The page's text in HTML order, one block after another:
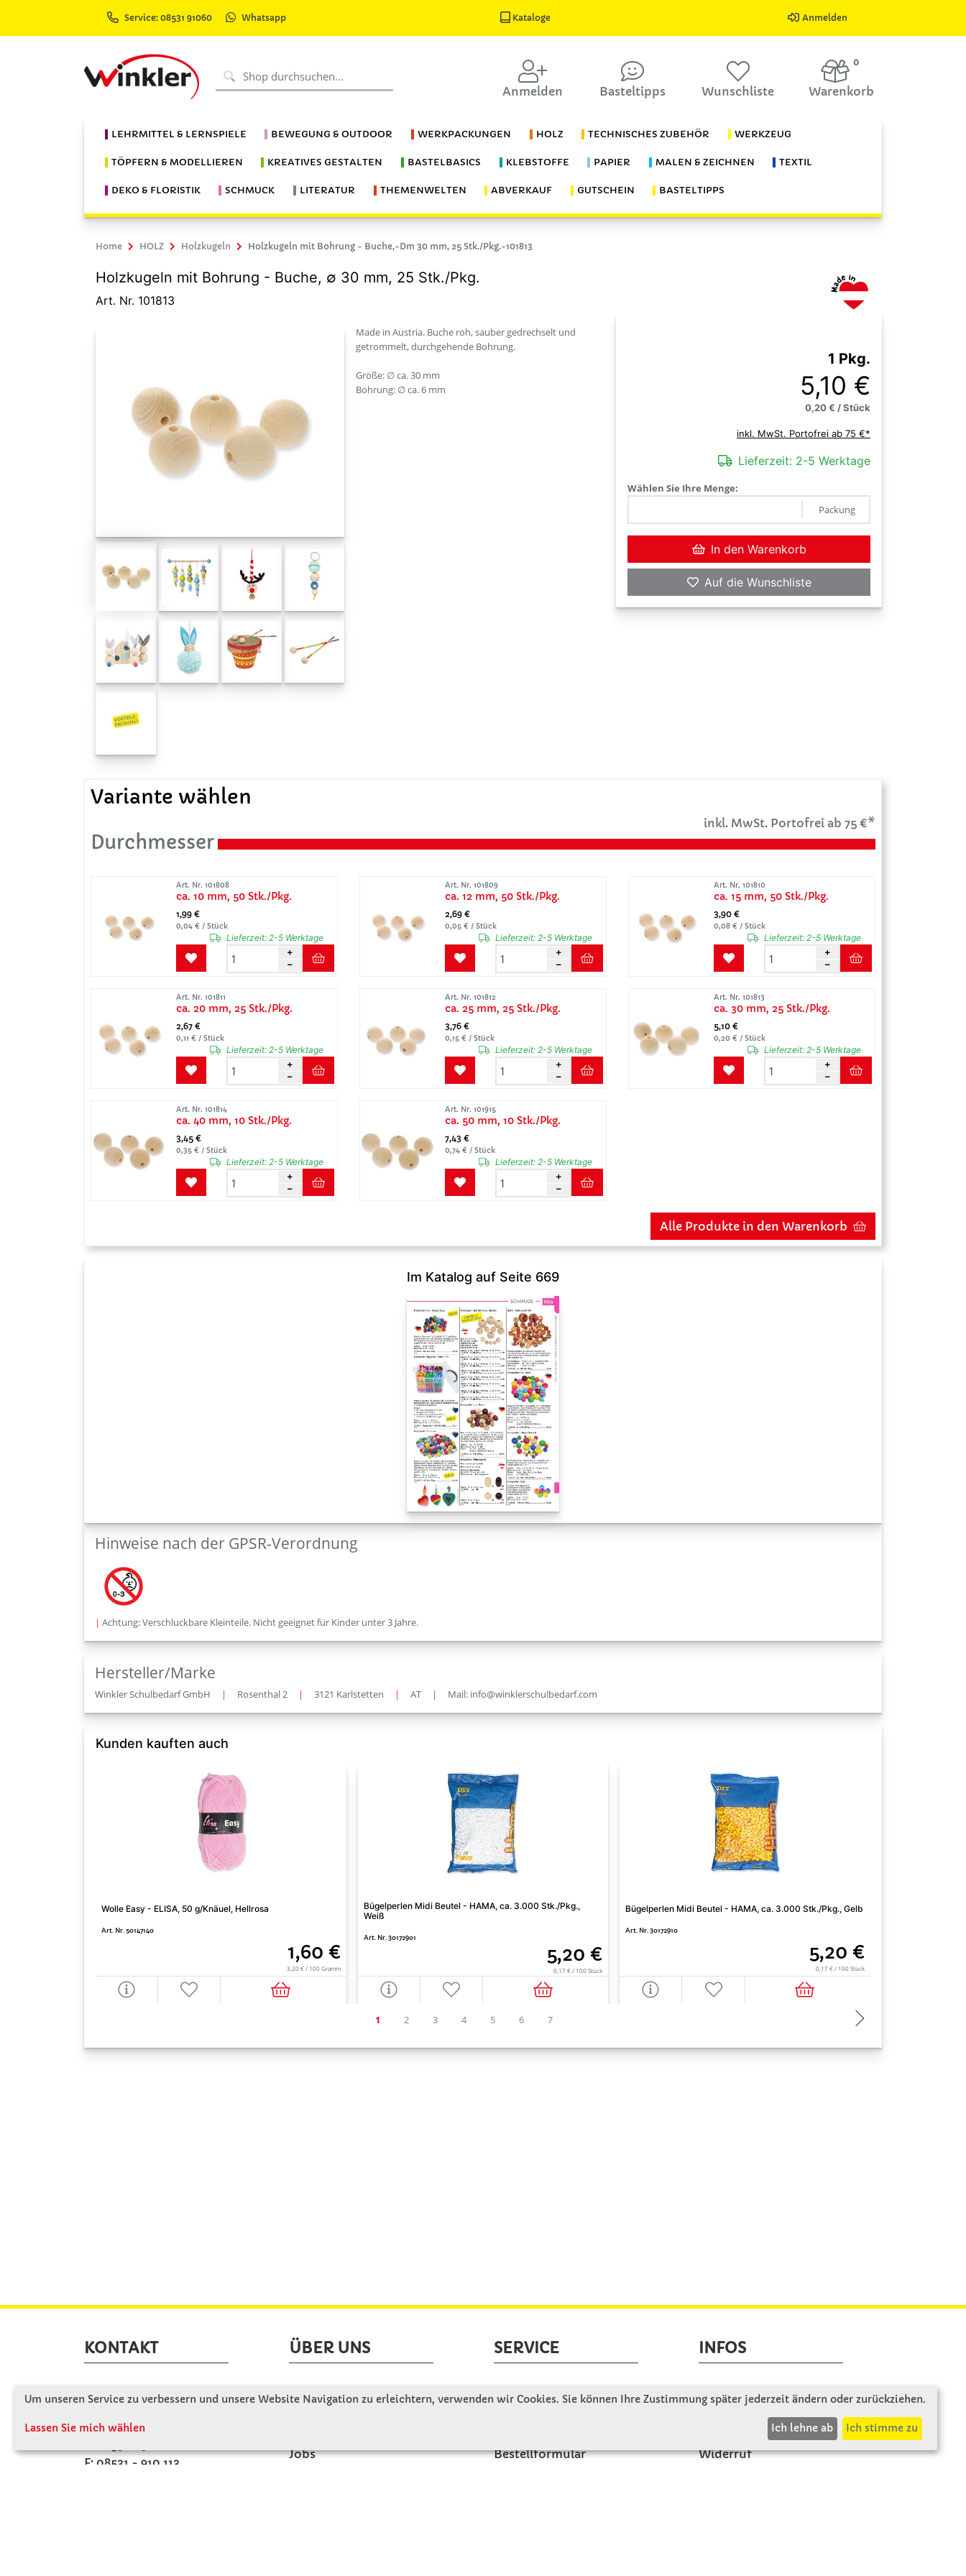
Service: 08531 91060 Whatsapp Kataloge Anmelden
Anmelden Basteltipps Wunschliste
0
Warenkorb
LEHRMITTEL & LERNSPIELE BEWEGUNG & OUTDOOR WERKPACKUNGEN HOLZ TECHNISCHES ZUBEHÖR WERKZEUG
TÖPFERN & MODELLIEREN KREATIVES GESTALTEN BASTELBASICS KLEBSTOFFE PAPIER MALEN & ZEICHNEN TEXTIL
DEKO & FLORISTIK SCHMUCK LITERATUR THEMENWELTEN ABVERKAUF GUTSCHEIN BASTELTIPPS
Home HOLZ Holzkugeln Holzkugeln mit Bohrung - Buche,-Dm 30 mm, 25 Stk./Pkg.-101813
Holzkugeln mit Bohrung - Buche, ∅ 30 mm, 25 Stk./Pkg.
Art. Nr. 101813
Made in Austria. Buche roh, sauber gedrechselt und
getrommelt, durchgehende Bohrung.
Größe: ∅ ca. 30 mm
Bohrung: ∅ ca. 6 mm
1 Pkg.
5,10 €
0,20 € / Stück
inkl. MwSt. Portofrei ab 75 €*
Lieferzeit: 2-5 Werktage
Wählen Sie Ihre Menge:
Packung
In den Warenkorb
Auf die Wunschliste
Variante wählen
inkl. MwSt. Portofrei ab 75 €*
Durchmesser
Art. Nr. 101808
ca. 10 mm, 50 Stk./Pkg.
1,99 €
0,04 € / Stück
Lieferzeit: 2-5 Werktage
Art. Nr. 101809
ca. 12 mm, 50 Stk./Pkg.
2,69 €
0,05 € / Stück
Lieferzeit: 2-5 Werktage
Art. Nr. 101810
ca. 15 mm, 50 Stk./Pkg.
3,90 €
0,08 € / Stück
Lieferzeit: 2-5 Werktage
Art. Nr. 101811
ca. 20 mm, 25 Stk./Pkg.
2,67 €
0,11 € / Stück
Lieferzeit: 2-5 Werktage
Art. Nr. 101812
ca. 25 mm, 25 Stk./Pkg.
3,76 €
0,15 € / Stück
Lieferzeit: 2-5 Werktage
Art. Nr. 101813
ca. 30 mm, 25 Stk./Pkg.
5,10 €
0,20 € / Stück
Lieferzeit: 2-5 Werktage
Art. Nr. 101814
ca. 40 mm, 10 Stk./Pkg.
3,45 €
0,35 € / Stück
Lieferzeit: 2-5 Werktage
Art. Nr. 101915
ca. 50 mm, 10 Stk./Pkg.
7,43 €
0,74 € / Stück
Lieferzeit: 2-5 Werktage
Alle Produkte in den Warenkorb
Im Katalog auf Seite 669
Hinweise nach der GPSR-Verordnung
| Achtung: Verschluckbare Kleinteile. Nicht geeignet für Kinder unter 3 Jahre.
Hersteller/Marke
Winkler Schulbedarf GmbH | Rosenthal 2 | 3121 Karlstetten | AT | Mail: info@winklerschulbedarf.com
Kunden kauften auch
Wolle Easy - ELISA, 50 g/Knäuel, Hellrosa
Art. Nr. 50147140
1,60 €
3,20 € / 100 Gramm
Bügelperlen Midi Beutel - HAMA, ca. 3.000 Stk./Pkg.,
Weiß
Art. Nr. 30172901
5,20 €
0,17 € / 100 Stück
Bügelperlen Midi Beutel - HAMA, ca. 3.000 Stk./Pkg., Gelb
Art. Nr. 30172910
5,20 €
0,17 € / 100 Stück
KONTAKT
Winkler Schulbedarf GmbH
D - 94060 Pocking
F: 08531 - 910 113
ÜBER UNS
Wir stellen uns vor
Jobs
SERVICE
Gute Gründe für Winkler
Bestellformular
INFOS
Zahlung & Versand
Rücksendung
Widerruf
Um unseren Service zu verbessern und unsere Website Navigation zu erleichtern, verwenden wir Cookies. Sie können Ihre Zustimmung später jederzeit ändern oder zurückziehen.
Lassen Sie mich wählen Ich lehne ab Ich stimme zu